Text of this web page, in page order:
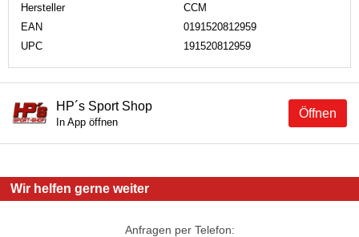
Hersteller
CCM
EAN
0191520812959
UPC
191520812959
Öffnen
HP´s Sport Shop
In App öffnen
Wir helfen gerne weiter
Anfragen per Telefon: